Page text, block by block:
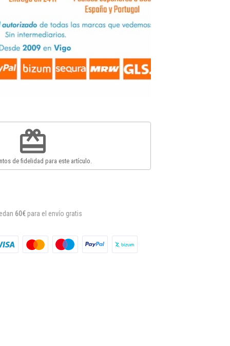
redeem
de fidelidad para este artículo.
60€para el envío gratis